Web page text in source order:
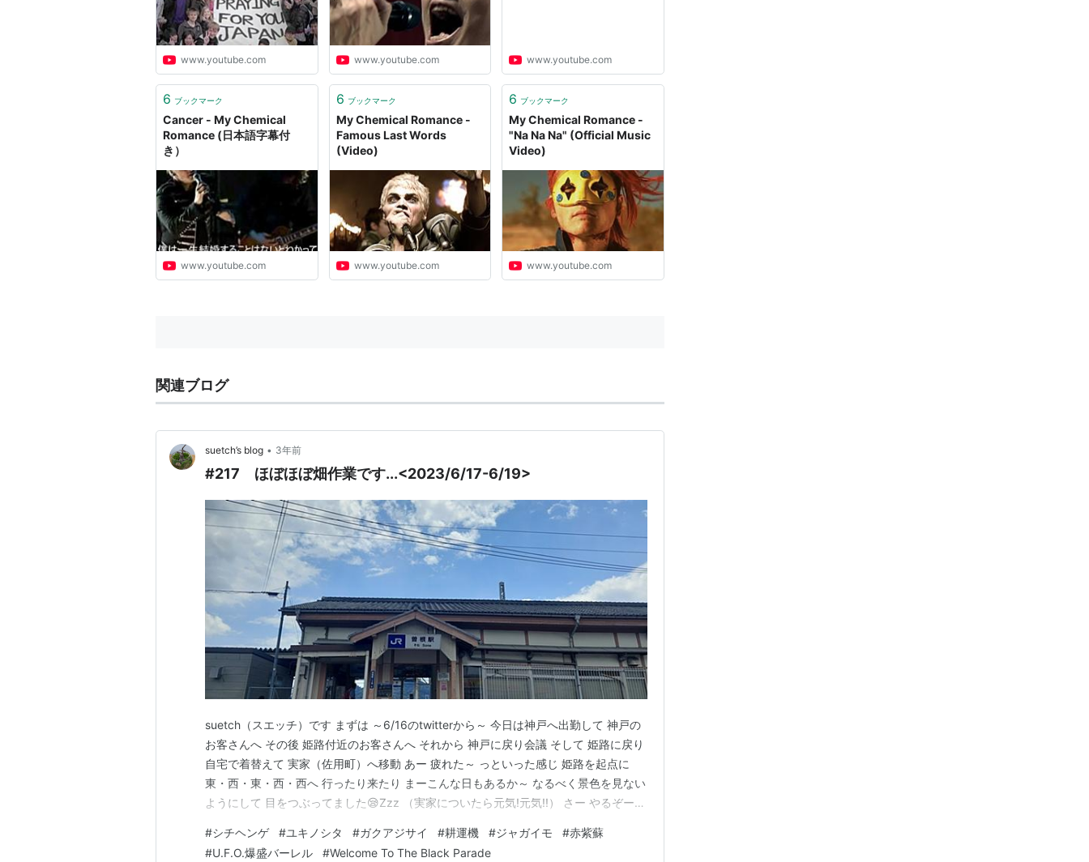
www.youtube.com www.youtube.com www.youtube.com
6 ブックマーク
Cancer - My Chemical
Romance (日本語字幕付
き）
www.youtube.com
6 ブックマーク
My Chemical Romance -
Famous Last Words
(Video)
www.youtube.com
6 ブックマーク
My Chemical Romance -
"Na Na Na" (Official Music
Video)
www.youtube.com
関連ブログ
suetch’s blog • 3年前
#217 ほぼほぼ畑作業です...<2023/6/17-6/19>
suetch（スエッチ）です まずは ～6/16のtwitterから～ 今日は神戸へ出勤して 神戸の
お客さんへ その後 姫路付近のお客さんへ それから 神戸に戻り会議 そして 姫路に戻り
自宅で着替えて 実家（佐用町）へ移動 あー 疲れた～ っといった感じ 姫路を起点に
東・西・東・西・西へ 行ったり来たり まーこんな日もあるか～ なるべく景色を見ない
ようにして 目をつぶってました😪Zzz （実家についたら元気!元気!!） さー やるぞーっ
めブログUPは 6/19（月）です １．6/17 …
#シチヘンゲ #ユキノシタ #ガクアジサイ #耕運機 #ジャガイモ #赤紫蘇
#U.F.O.爆盛バーレル #Welcome To The Black Parade